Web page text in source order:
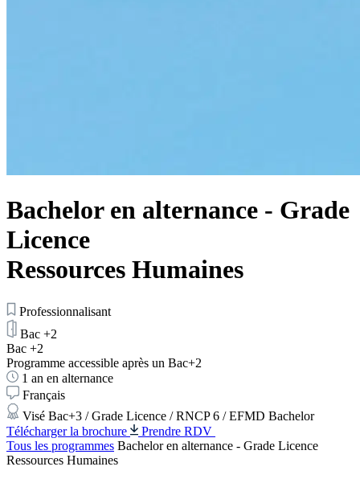
Bachelor en alternance - Grade
Licence
Ressources Humaines
Professionnalisant
Bac +2
Bac +2
Programme accessible après un Bac+2
1 an en alternance
Français
Visé Bac+3 / Grade Licence / RNCP 6 / EFMD Bachelor
Télécharger la brochure
Prendre RDV
Tous les programmes Bachelor en alternance - Grade Licence
Ressources Humaines